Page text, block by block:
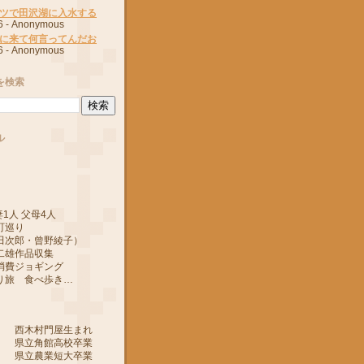
で田沢湖に入水する
- Anonymous
来て何言ってんだお
- Anonymous
検索
人 父母4人
り
・曾野綾子）
品収集
ョギング
食べ歩き…
木村門屋生まれ
立角館高校卒業
立農業短大卒業